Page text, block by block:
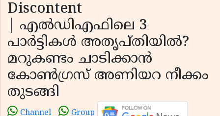
Discontent
| എല്‍ഡിഎഫിലെ 3
പാര്‍ട്ടികള്‍ അതൃപ്തിയില്‍?
മറുകണ്ടം ചാടിക്കാന്‍
കോണ്‍ഗ്രസ് അണിയറ നീക്കം
തുടങ്ങി
Channel Group